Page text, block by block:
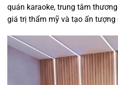
quán karaoke, trung tâm
giá trị thẩm mỹ và tạo ấn